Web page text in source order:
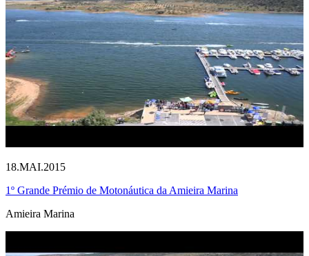
18.MAI.2015
1º Grande Prémio de Motonáutica da Amieira Marina
Amieira Marina